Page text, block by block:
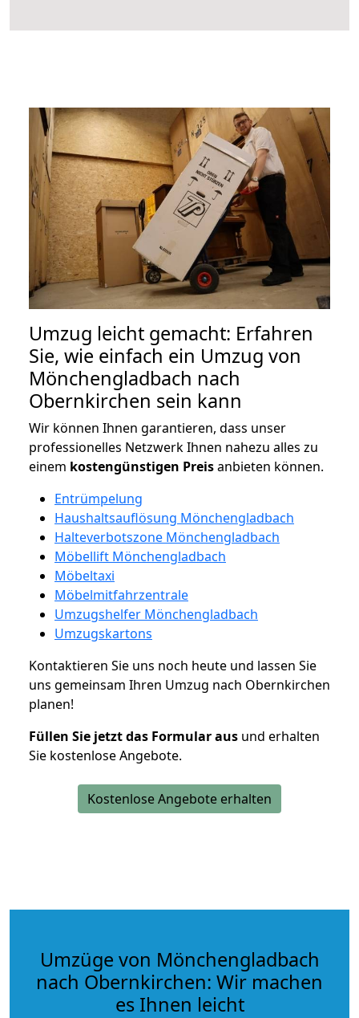
Umzug leicht gemacht: Erfahren
Sie, wie einfach ein Umzug von
Mönchengladbach nach
Obernkirchen sein kann
Wir können Ihnen garantieren, dass unser
professionelles Netzwerk Ihnen nahezu alles zu
einem kostengünstigen Preisanbieten können.
Entrümpelung
Haushaltsauflösung Mönchengladbach
Halteverbotszone Mönchengladbach
Möbellift Mönchengladbach
Möbeltaxi
Möbelmitfahrzentrale
Umzugshelfer Mönchengladbach
Umzugskartons
Kontaktieren Sie uns noch heute und lassen Sie
uns gemeinsam Ihren Umzug nach Obernkirchen
planen!
Füllen Sie jetzt das Formular aus und erhalten
Sie kostenlose Angebote.
Kostenlose Angebote erhalten
Umzüge von Mönchengladbach
nach Obernkirchen: Wir machen
es Ihnen leicht